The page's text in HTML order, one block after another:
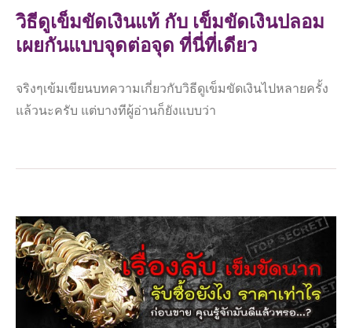
วิธีดูเข็มขัดเงินแท้ กับ เข็มขัดเงินปลอม
เผยกันแบบจุดต่อจุด ที่นี่ที่เดียว
จริงๆเข้มเขียนบทความเกี่ยวกับวิธีดูเข็มขัดเงินไปหลายครั้ง
แล้วนะครับ แต่บางทีผู้อ่านก็ยังแบบว่า